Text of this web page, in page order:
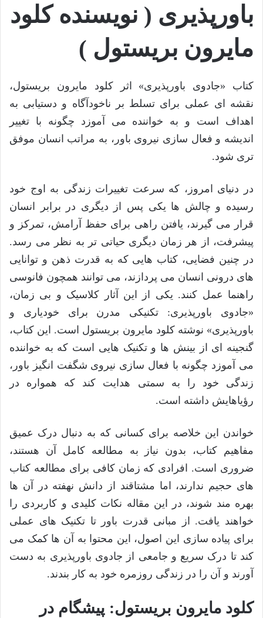
باورپذیری ( نویسنده کلود
مایرون بریستول )
کتاب «جادوی باورپذیری» اثر کلود مایرون بریستول،
نقشه ای عملی برای تسلط بر ناخودآگاه و دستیابی به
اهداف است و به خواننده می آموزد چگونه با تغییر
اندیشه و فعال سازی نیروی باور، به مراتب انسان موفق
تری شود.
در دنیای امروز، که سرعت تغییرات زندگی به اوج خود
رسیده و چالش ها یکی پس از دیگری در برابر انسان
قرار می گیرند، یافتن راهی برای حفظ آرامش، تمرکز و
پیشرفت، از هر زمان دیگری حیاتی تر به نظر می رسد.
در چنین فضایی، کتاب هایی که به قدرت ذهن و توانایی
های درونی انسان می پردازند، می توانند همچون فانوسی
راهنما عمل کنند. یکی از این آثار کلاسیک و بی زمان،
«جادوی باورپذیری: تکنیکی مدرن برای خودیاری و
باورپذیری» نوشته کلود مایرون بریستول است. این کتاب،
گنجینه ای از بینش ها و تکنیک هایی است که به خواننده
می آموزد چگونه با فعال سازی نیروی شگفت انگیز باور،
زندگی خود را به سمتی هدایت کند که همواره در
رؤیاهایش داشته است.
خواندن این خلاصه برای کسانی که به دنبال درک عمیق
مفاهیم کتاب، بدون نیاز به مطالعه کامل آن هستند،
ضروری است. افرادی که زمان کافی برای مطالعه کتاب
های حجیم ندارند، اما مشتاقند از دانش نهفته در آن ها
بهره مند شوند، در این مقاله نکات کلیدی و کاربردی را
خواهند یافت. از مبانی قدرت باور تا تکنیک های عملی
برای پیاده سازی این اصول، این محتوا به آن ها کمک می
کند تا درک سریع و جامعی از جادوی باورپذیری به دست
آورند و آن را در زندگی روزمره خود به کار بندند.
کلود مایرون بریستول: پیشگام در